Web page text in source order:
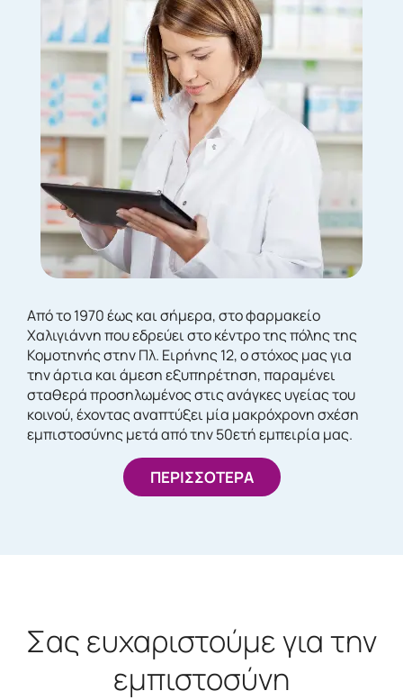
Από το 1970 έως και σήμερα, στο φαρμακείο
Χαλιγιάννη που εδρεύει στο κέντρο της πόλης της
Κομοτηνής στην Πλ. Ειρήνης 12, ο στόχος μας για
την άρτια και άμεση εξυπηρέτηση, παραμένει
σταθερά προσηλωμένος στις ανάγκες υγείας του
κοινού, έχοντας αναπτύξει μία μακρόχρονη σχέση
εμπιστοσύνης μετά από την 50ετή εμπειρία μας.
ΠΕΡΙΣΣΟΤΕΡΑ
Σας ευχαριστούμε για την
εμπιστοσύνη